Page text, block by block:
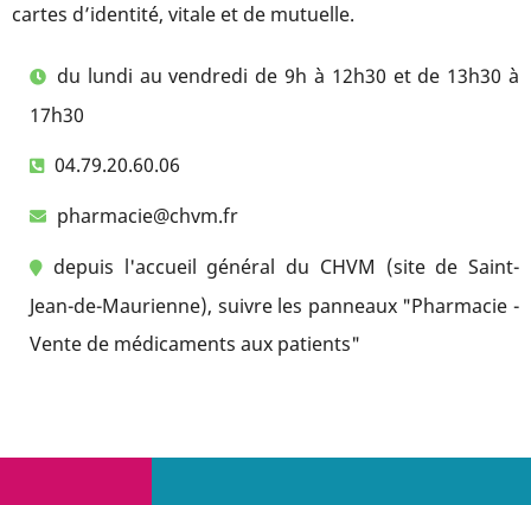
cartes d’identité, vitale et de mutuelle.
du lundi au vendredi de 9h à 12h30 et de 13h30 à
17h30
04.79.20.60.06
pharmacie@chvm.fr
depuis l'accueil général du CHVM (site de Saint-
Jean-de-Maurienne), suivre les panneaux "Pharmacie -
Vente de médicaments aux patients"